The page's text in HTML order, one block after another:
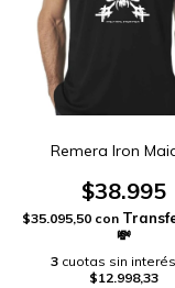
Remera Iron
$38.995
$35.095,50 con
3 cuotas sin
$12.998,33